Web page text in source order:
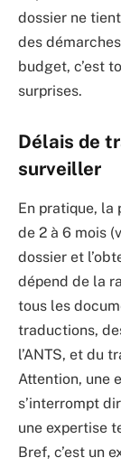
dossier ne
des
budget, c’est
surprises.
Délais de
surveiller
En pratique,
de 2 à 6 mois
dossier et
dépend de la
tous les
traductions,
l’ANTS, et du
Attention, une
s’interrompt
une expertise
Bref, c’est un